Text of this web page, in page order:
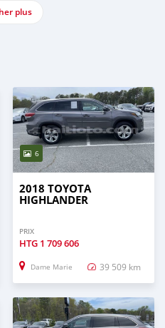
plus
6
2018 TOYOTA
HIGHLANDER
PRIX
HTG 1 709 606
Dame Marie 39 509 km